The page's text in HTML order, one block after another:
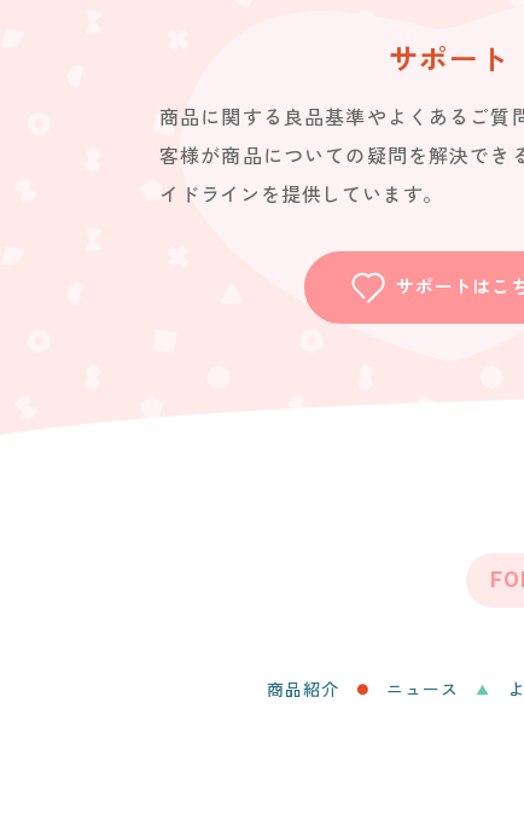
サポート
商品に関する良品基準やよくあるご質
客様が商品についての疑問を解決でき
イドラインを提供しています。
サポートはこ
商品紹介 ニュース